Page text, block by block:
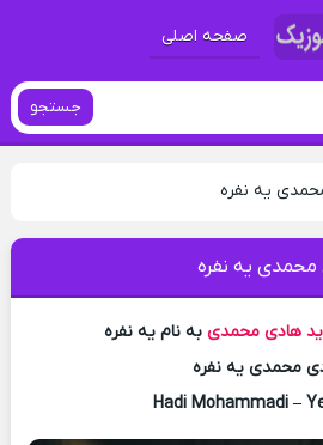
صفحه اصلی
جستجو
یه نفره
محمدی یه نفره
هادی محمدی به نام یه نفره
محمدی یه نفره
Hadi Mohammadi –